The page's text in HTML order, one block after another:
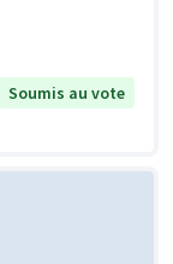
Soumis au vote